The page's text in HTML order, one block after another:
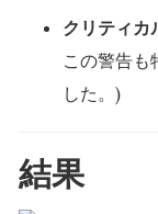
クリティカ
この警告も
した。)
結果